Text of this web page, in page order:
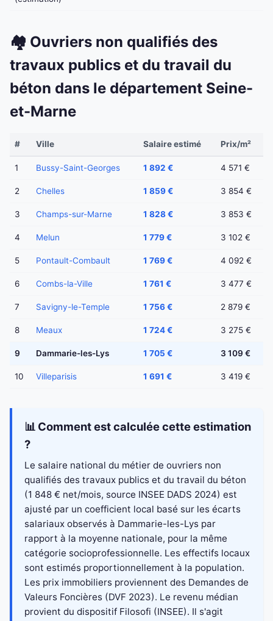
🏘️ Ouvriers non qualifiés des
travaux publics et du travail du
béton dans le département Seine-
et-Marne
# Ville Salaire estimé Prix/m²
1 Bussy-Saint-Georges 1 892 € 4 571 €
2 Chelles 1 859 € 3 854 €
3 Champs-sur-Marne 1 828 € 3 853 €
4 Melun 1 779 € 3 102 €
5 Pontault-Combault 1 769 € 4 092 €
6 Combs-la-Ville 1 761 € 3 477 €
7 Savigny-le-Temple 1 756 € 2 879 €
8 Meaux 1 724 € 3 275 €
9 Dammarie-les-Lys 1 705 € 3 109 €
10 Villeparisis 1 691 € 3 419 €
📊 Comment est calculée cette estimation
?
Le salaire national du métier de ouvriers non
qualifiés des travaux publics et du travail du béton
(1 848 € net/mois, source INSEE DADS 2024) est
ajusté par un coefficient local basé sur les écarts
salariaux observés à Dammarie-les-Lys par
rapport à la moyenne nationale, pour la même
catégorie socioprofessionnelle. Les effectifs locaux
sont estimés proportionnellement à la population.
Les prix immobiliers proviennent des Demandes de
Valeurs Foncières (DVF 2023). Le revenu médian
provient du dispositif Filosofi (INSEE). Il s'agit